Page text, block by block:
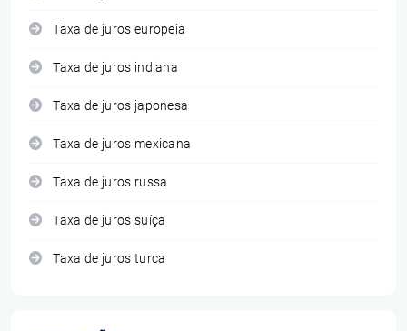
Taxa de juros europeia
Taxa de juros indiana
Taxa de juros japonesa
Taxa de juros mexicana
Taxa de juros russa
Taxa de juros suíça
Taxa de juros turca